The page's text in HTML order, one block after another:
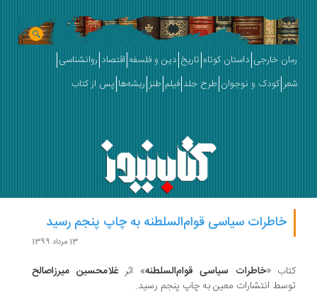
خارجی داستان کوتاه تاریخ دین و فلسفه اقتصاد روانشناسی
کودک و نوجوان طرح جلد فیلم طنز ریشه‌ها پس از کتاب
خاطرات سیاسی قوام‌السلطنه به چاپ پنجم رسید
«خاطرات سیاسی قوام‌السلطنه» اثرغلامحسین میرزاصالح
انتشارات معین به چاپ پنجم رسید.